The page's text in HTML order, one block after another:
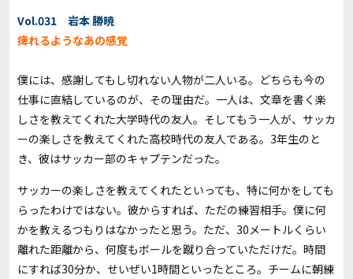
Vol.031 岩本 勝暁
痺れるようなあの感覚
僕には、感謝してもし切れない人物が二人いる。どちらも今の
仕事に直結しているのが、その理由だ。一人は、文章を書く楽
しさを教えてくれた大学時代の友人。そしてもう一人が、サッカ
ーの楽しさを教えてくれた高校時代の友人である。3年生のと
き、彼はサッカー部のキャプテンだった。
サッカーの楽しさを教えてくれた――といっても、特に何かをしても
らったわけではない。彼からすれば、ただの練習相手。僕に何
かを教えるつもりはなかったと思う。ただ、30メートルくらい
離れた距離から、何度もボールを蹴り合っていただけだ。時間
にすれば30分か、せいぜい1時間といったところ。チームに朝練